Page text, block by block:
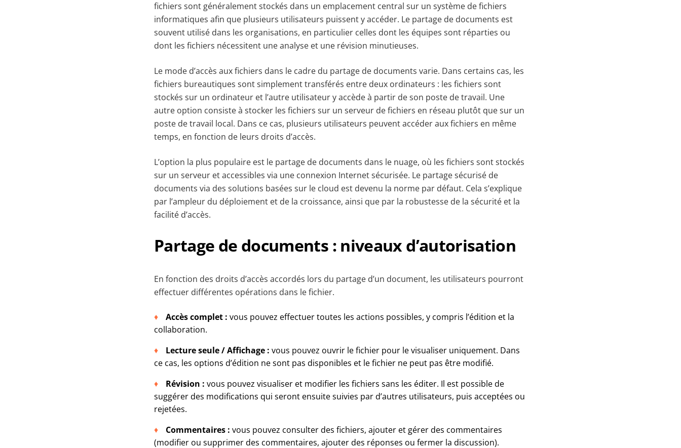
fichiers sont généralement stockés dans un emplacement central sur un système de fichiers
informatiques afin que plusieurs utilisateurs puissent y accéder. Le partage de documents est
souvent utilisé dans les organisations, en particulier celles dont les équipes sont réparties ou
dont les fichiers nécessitent une analyse et une révision minutieuses.
Le mode d’accès aux fichiers dans le cadre du partage de documents varie. Dans certains cas, les
fichiers bureautiques sont simplement transférés entre deux ordinateurs : les fichiers sont
stockés sur un ordinateur et l’autre utilisateur y accède à partir de son poste de travail. Une
autre option consiste à stocker les fichiers sur un serveur de fichiers en réseau plutôt que sur un
poste de travail local. Dans ce cas, plusieurs utilisateurs peuvent accéder aux fichiers en même
temps, en fonction de leurs droits d’accès.
L’option la plus populaire est le partage de documents dans le nuage, où les fichiers sont stockés
sur un serveur et accessibles via une connexion Internet sécurisée. Le partage sécurisé de
documents via des solutions basées sur le cloud est devenu la norme par défaut. Cela s’explique
par l’ampleur du déploiement et de la croissance, ainsi que par la robustesse de la sécurité et la
facilité d’accès.
Partage de documents : niveaux d’autorisation
En fonction des droits d’accès accordés lors du partage d’un document, les utilisateurs pourront
effectuer différentes opérations dans le fichier.
Accès complet : vous pouvez effectuer toutes les actions possibles, y compris l’édition et la
collaboration.
Lecture seule / Affichage : vous pouvez ouvrir le fichier pour le visualiser uniquement. Dans
ce cas, les options d’édition ne sont pas disponibles et le fichier ne peut pas être modifié.
Révision : vous pouvez visualiser et modifier les fichiers sans les éditer. Il est possible de
suggérer des modifications qui seront ensuite suivies par d’autres utilisateurs, puis acceptées ou
rejetées.
Commentaires : vous pouvez consulter des fichiers, ajouter et gérer des commentaires
(modifier ou supprimer des commentaires, ajouter des réponses ou fermer la discussion).